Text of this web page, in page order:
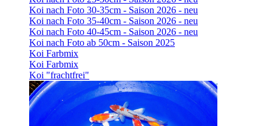
Koi nach Foto 30-35cm - Saison 2026 - neu
Koi nach Foto 35-40cm - Saison 2026 - neu
Koi nach Foto 40-45cm - Saison 2026 - neu
Koi nach Foto ab 50cm - Saison 2025
Koi Farbmix
Koi Farbmix
Koi "frachtfrei"